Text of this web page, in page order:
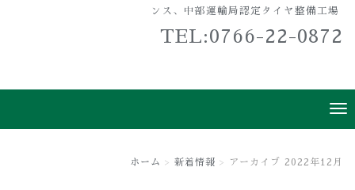
ンス、中部運輸局認定タイヤ整備工場
TEL:0766-22-0872
ホーム 新着情報 アーカイブ 2022年12月